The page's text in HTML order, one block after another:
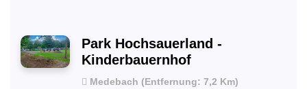
Park Hochsauerland -
Kinderbauernhof
Medebach (Entfernung: 7,2 Km)